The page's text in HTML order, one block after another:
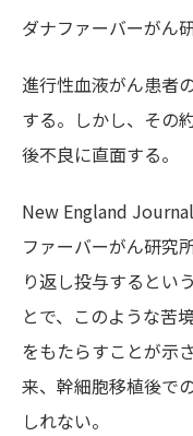
ダナファーバーがん
進行性血液がん患者
する。しかし、その
後不良に直面する。
New England
ファーバーがん研究
り返し投与するとい
とで、このような苦
をもたらすことが示
来、幹細胞移植後で
しれない。